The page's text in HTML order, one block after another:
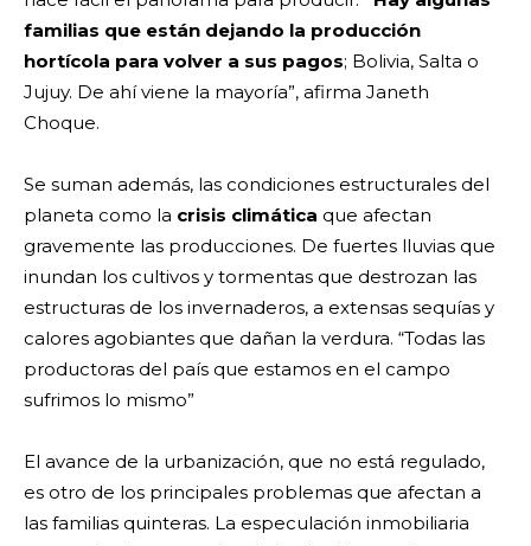
familias que están dejando la producción
hortícola para volver a sus pagos; Bolivia, Salta o
Jujuy. De ahí viene la mayoría”, afirma Janeth
Choque.
Se suman además, las condiciones estructurales del
planeta como la crisis climática que afectan
gravemente las producciones. De fuertes lluvias que
inundan los cultivos y tormentas que destrozan las
estructuras de los invernaderos, a extensas sequías y
calores agobiantes que dañan la verdura. “Todas las
productoras del país que estamos en el campo
sufrimos lo mismo”
El avance de la urbanización, que no está regulado,
es otro de los principales problemas que afectan a
las familias quinteras. La especulación inmobiliaria